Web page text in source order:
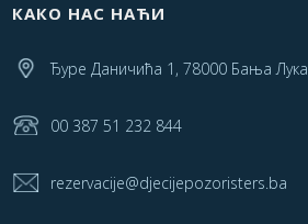
КАКО НАС НАЋИ
Ђуре Даничића 1, 78000 Бања Лука
00 387 51 232 844
rezervacije@djecijepozoristers.ba